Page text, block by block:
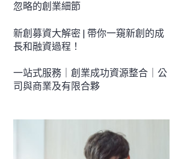
忽略的創業細節
新創募資大解密 | 帶你一窺新創的成
長和融資過程！
一站式服務｜創業成功資源整合｜公
司與商業及有限合夥